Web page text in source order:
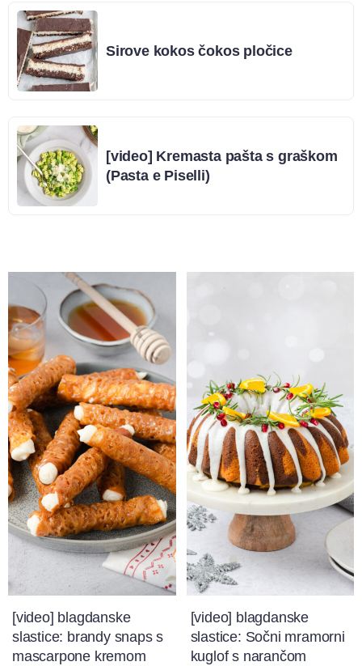
Sirove kokos čokos pločice
[video] Kremasta pašta s graškom
(Pasta e Piselli)
[video] blagdanske
slastice: brandy snaps s
mascarpone kremom
[video] blagdanske
slastice: Sočni mramorni
kuglof s narančom